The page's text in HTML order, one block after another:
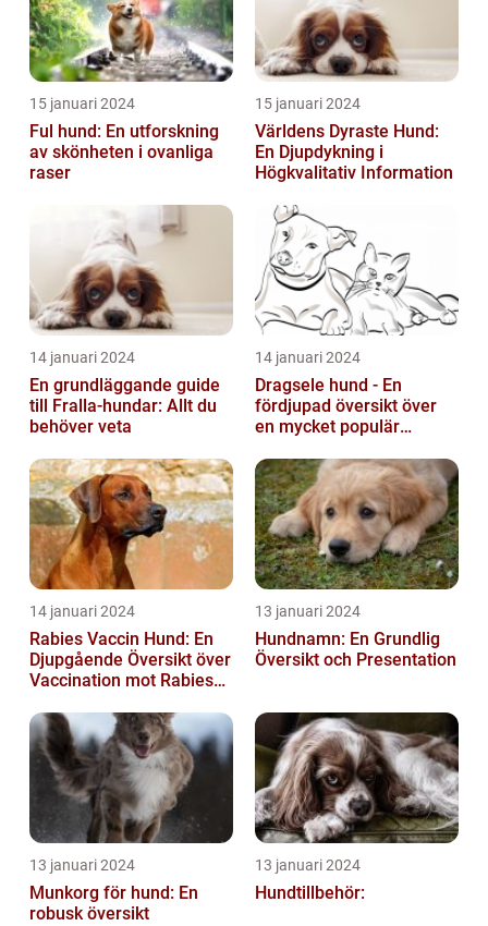
15 januari 2024
Ful hund: En utforskning
av skönheten i ovanliga
raser
15 januari 2024
Världens Dyraste Hund:
En Djupdykning i
Högkvalitativ Information
14 januari 2024
En grundläggande guide
till Fralla-hundar: Allt du
behöver veta
14 januari 2024
Dragsele hund - En
fördjupad översikt över
en mycket populär
14 januari 2024
Rabies Vaccin Hund: En
Djupgående Översikt över
Vaccination mot Rabies
13 januari 2024
Hundnamn: En Grundlig
Översikt och Presentation
13 januari 2024
Munkorg för hund: En
robusk översikt
13 januari 2024
Hundtillbehör: